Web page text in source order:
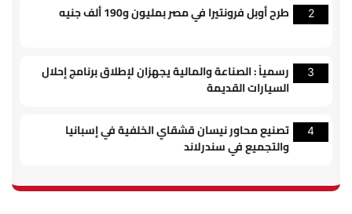
2 طرح أوبل فرونتيرا في مصر بمليون و190 ألف جنيه
3
رسمياً : الصناعة والمالية يجهزان لإطلاق برنامج إحلال
السيارات القديمة
4
تصنيع محاور نيسان قشقاي الخلفية في إسبانيا
والتجميع في سندرلاند